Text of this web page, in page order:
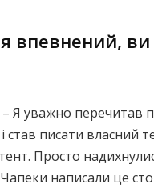
впевнений,
– Я уважно перечитав
став писати власний
Просто
написали це